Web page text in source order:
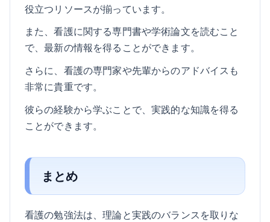
役立つリソースが揃っています。
また、看護に関する専門書や学術論文を読むこと
で、最新の情報を得ることができます。
さらに、看護の専門家や先輩からのアドバイスも
非常に貴重です。
彼らの経験から学ぶことで、実践的な知識を得る
ことができます。
まとめ
看護の勉強法は、理論と実践のバランスを取りな